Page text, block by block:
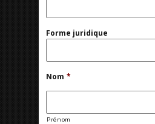
Forme juridique
Nom *
Prénom